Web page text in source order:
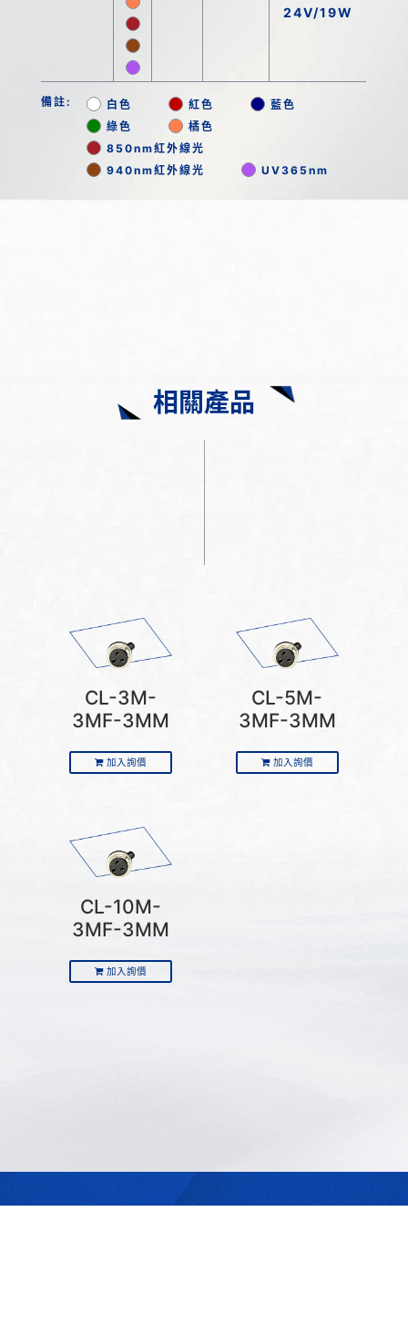
24V/19W
備註: 白色 紅色
藍色
綠色
橘色
850nm紅外線光
940nm紅外線光
UV365nm
相關產品
CL-3M-
3MF-3MM
加入詢價
CL-5M-
3MF-3MM
加入詢價
CL-10M-
3MF-3MM
加入詢價